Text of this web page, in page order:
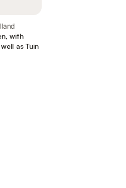
with
as Tuin